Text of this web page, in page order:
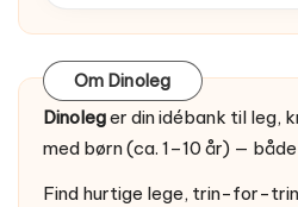
Om Dinoleg
Dinoleger din idébank til
med børn (ca. 1–10 år) — både
Find hurtige lege, trin-for-trin